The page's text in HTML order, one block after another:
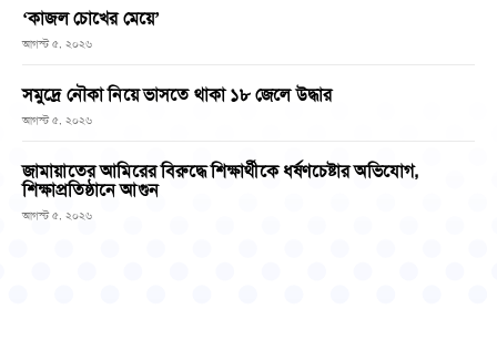
‘কাজল চোখের মেয়ে’
আগস্ট ৫, ২০২৬
সমুদ্রে নৌকা নিয়ে ভাসতে থাকা ১৮ জেলে উদ্ধার
আগস্ট ৫, ২০২৬
জামায়াতের আমিরের বিরুদ্ধে শিক্ষার্থীকে ধর্ষণচেষ্টার অভিযোগ,
শিক্ষাপ্রতিষ্ঠানে আগুন
আগস্ট ৫, ২০২৬